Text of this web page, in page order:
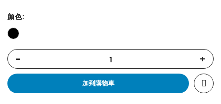
顏色
- +
加到購物車